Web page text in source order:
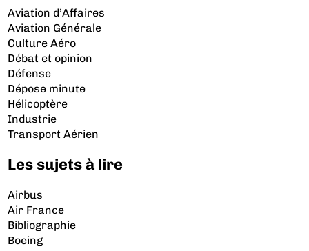
Aviation d’Affaires
Aviation Générale
Culture Aéro
Débat et opinion
Défense
Dépose minute
Hélicoptère
Industrie
Transport Aérien
Les sujets à lire
Airbus
Air France
Bibliographie
Boeing